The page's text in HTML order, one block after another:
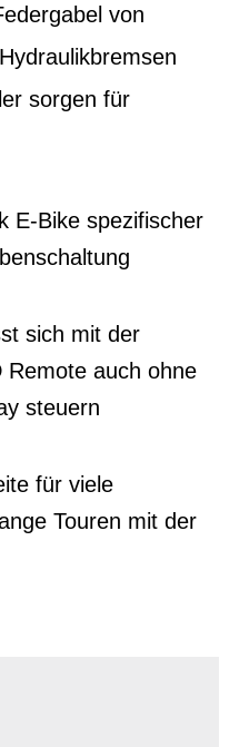
von
sorgen für
E-Bike spezifischer
sich mit der
Remote auch ohne
steuern
für viele
Touren mit der